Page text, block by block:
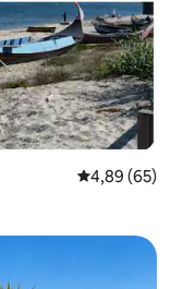
Note
4,89 (65)